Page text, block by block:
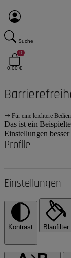
Suche
0
0,00 €
Für eine leichtere
Das ist ein
Einstellungen
Profile
Einstellungen
Kontrast Blaufilter